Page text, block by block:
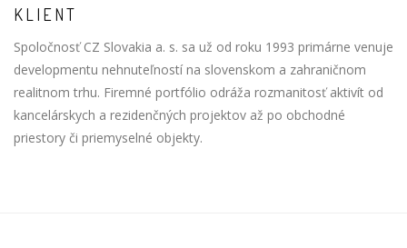
KLIENT
Spoločnosť CZ Slovakia a. s. sa už od roku 1993 primárne venuje
developmentu nehnuteľností na slovenskom a zahraničnom
realitnom trhu. Firemné portfólio odráža rozmanitosť aktivít od
kancelárskych a rezidenčných projektov až po obchodné
priestory či priemyselné objekty.